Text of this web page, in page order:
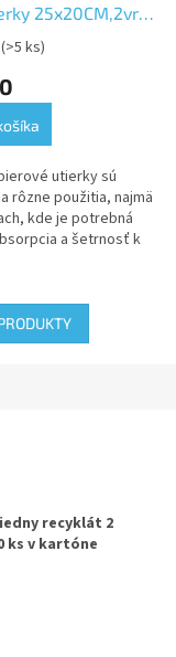
25x20CM,2vr.
4000ks
(>5 ks)
utierky sú
rôzne použitia, najmä
kde je potrebná
a šetrnosť k
recyklát 2
ks v kartóne